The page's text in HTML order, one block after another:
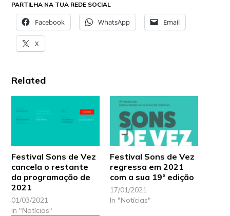
PARTILHA NA TUA REDE SOCIAL
Facebook WhatsApp Email
X
Related
Festival Sons de Vez
cancela o restante
da programação de
2021
01/03/2021
In "Notícias"
Festival Sons de Vez
regressa em 2021
com a sua 19ª edição
17/01/2021
In "Notícias"